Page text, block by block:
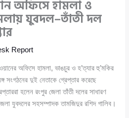
অফিসে হামলা ও
যুবদল–তাঁতী দল
Report
অফিসে হামলা, ভাঙচুর ও হ’ত্যার হু’মকির
সংগঠনের দুই নেতাকে গ্রেপ্তার করেছে
হলেন রংপুর জেলা তাঁতী দলের সাধারণ
যুবদলের সহসম্পাদক তামজিদুর রশিদ গালিব।